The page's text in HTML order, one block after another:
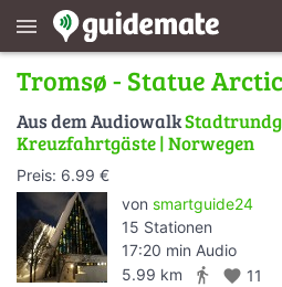
menu
Tromsø - Statue
Aus dem Audiowalk
Kreuzfahrtgäste | Norwegen
Preis: 6.99 €
von smartguide24
15 Stationen
17:20 min Audio
5.99 km
directions_walk favorite 11